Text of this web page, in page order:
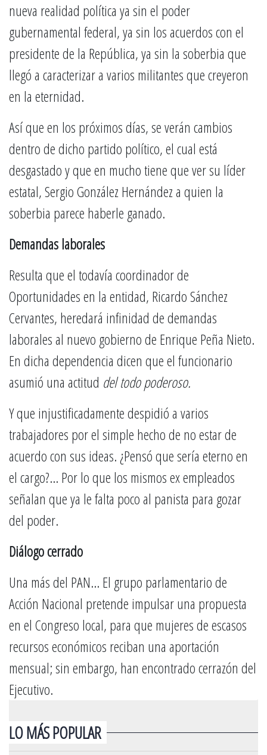
nueva realidad política ya sin el poder
gubernamental federal, ya sin los acuerdos con el
presidente de la República, ya sin la soberbia que
llegó a caracterizar a varios militantes que creyeron
en la eternidad.
Así que en los próximos días, se verán cambios
dentro de dicho partido político, el cual está
desgastado y que en mucho tiene que ver su líder
estatal, Sergio González Hernández a quien la
soberbia parece haberle ganado.
Demandas laborales
Resulta que el todavía coordinador de
Oportunidades en la entidad, Ricardo Sánchez
Cervantes, heredará infinidad de demandas
laborales al nuevo gobierno de Enrique Peña Nieto.
En dicha dependencia dicen que el funcionario
asumió una actitud del todo poderoso.
Y que injustificadamente despidió a varios
trabajadores por el simple hecho de no estar de
acuerdo con sus ideas. ¿Pensó que sería eterno en
el cargo?… Por lo que los mismos ex empleados
señalan que ya le falta poco al panista para gozar
del poder.
Diálogo cerrado
Una más del PAN… El grupo parlamentario de
Acción Nacional pretende impulsar una propuesta
en el Congreso local, para que mujeres de escasos
recursos económicos reciban una aportación
mensual; sin embargo, han encontrado cerrazón del
Ejecutivo.
LO MÁS POPULAR